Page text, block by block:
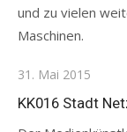
und zu vielen
Maschinen.
Posted
on
31. Mai 2015
KK016 Stadt